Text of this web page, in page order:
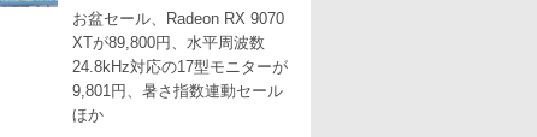
お盆セール、Radeon RX 9070
XTが89,800円、水平周波数
24.8kHz対応の17型モニターが
9,801円、暑さ指数連動セール
ほか
天海社
Comic curea
impress QuickBooks